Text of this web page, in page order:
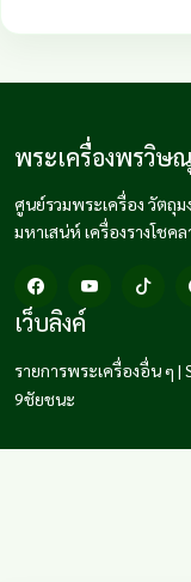
พระเครื่องพรวิษณุ
ศูนย์รวมพระเครื่อง วัตถุม
มหาเสน่ห์ เครื่องรางโชคล
เว็บลิงค์
รายการพระเครื่องอื่น ๆ |
9ชัยชนะ